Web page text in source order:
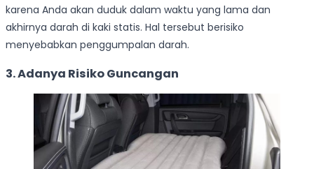
karena Anda akan duduk dalam waktu yang lama dan
akhirnya darah di kaki statis. Hal tersebut berisiko
menyebabkan penggumpalan darah.
3. Adanya Risiko Guncangan